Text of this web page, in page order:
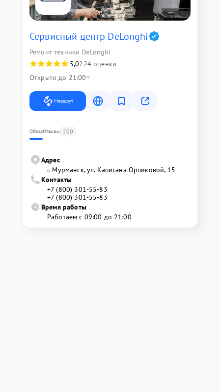
Сервисный центр DeLonghi
Ремонт техники DeLonghi
5,0224 оценки
Открыто до 21:00
Маршрут
ОбзорОтзывы 200
Адрес
г. Мурманск, ул. Капитана Орликовой, 15
Контакты
+7 (800) 301-55-83
+7 (800) 301-55-83
Время работы
Работаем с 09:00 до 21:00